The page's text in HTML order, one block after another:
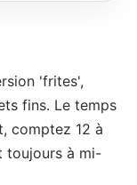
'frites',
fins. Le temps
comptez 12 à
toujours à mi-